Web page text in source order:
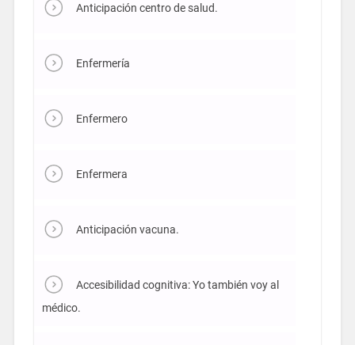
Anticipación centro de salud.
Enfermería
Enfermero
Enfermera
Anticipación vacuna.
Accesibilidad cognitiva: Yo también voy al
médico.